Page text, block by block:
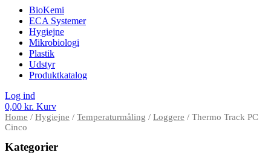
BioKemi
ECA Systemer
Hygiejne
Mikrobiologi
Plastik
Udstyr
Produktkatalog
Log ind
0,00 kr. Kurv
Home / Hygiejne / Temperaturmåling / Loggere / Thermo Track PC
Cinco
Kategorier